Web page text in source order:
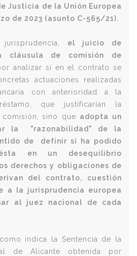
Justicia de la Unión Europea
de 2023 (asunto C-565/21).
el juicio de
cláusula de comisión de
analizar si en el contrato se
actuaciones realizadas
con anterioridad a la
que justificarían la
sino que adopta un
la "razonabilidad" de la
de definir si ha podido
en un desequilibrio
derechos y obligaciones de
del contrato, cuestión
a la jurisprudencia europea
al juez nacional de cada
indica la Sentencia de la
de Alicante obtenida por